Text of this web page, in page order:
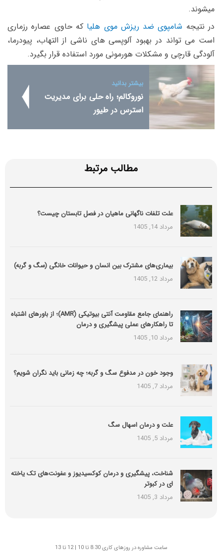
میشوند.
در نتیجه شامپوی ضد ریزش موی هلیا که حاوی عصاره رزماری
است می تواند در بهبود آلوپسی های ناشی از التهاب، پیودرما،
آلودگی قارچی و مشکلات هورمونی مورد استفاده قرار بگیرد.
بیشتر بدانید
نوروکالم؛ راه حلی برای مدیریت
استرس در طیور
مطالب مرتبط
علت تلفات ناگهانی ماهیان در فصل تابستان چیست؟
مرداد 14, 1405
بیماری‌های مشترک بین انسان و حیوانات خانگی (سگ و گربه)
مرداد 12, 1405
راهنمای جامع مقاومت آنتی بیوتیکی (َAMR)؛ از باورهای اشتباه
تا راهکارهای عملی پیشگیری و درمان
مرداد 10, 1405
وجود خون در مدفوع سگ و گربه؛ چه زمانی باید نگران شویم؟
مرداد 7, 1405
علت و درمان اسهال سگ
مرداد 5, 1405
شناخت، پیشگیری و درمان کوکسیدیوز و عفونت‌های تک یاخته
ای در کبوتر
مرداد 3, 1405
ساعت مشاوره در روزهای کاری 8:30 تا 10 | 12 تا 13